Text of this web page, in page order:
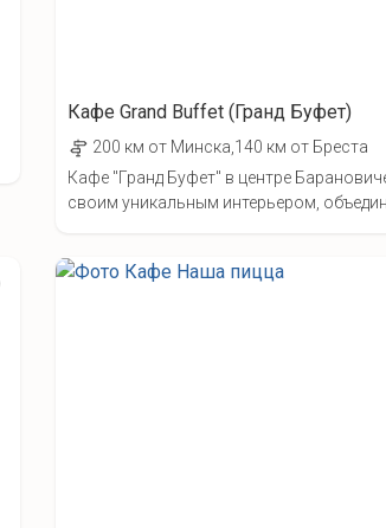
Кафе Grand Buffet (Гранд Буфет)
200 км от Минска,140 км от Бреста
Кафе "Гранд Буфет" в центре
своим уникальным интерьером,